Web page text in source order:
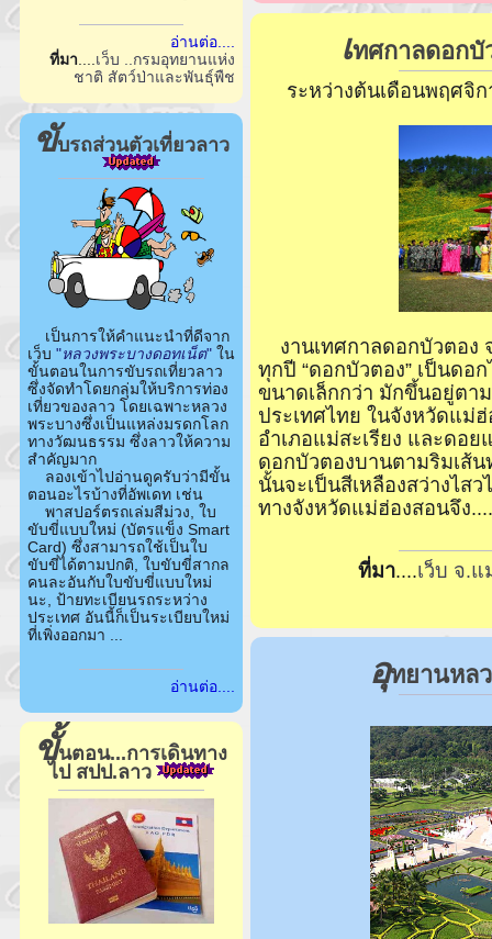
อ่านต่อ....
ที่มา
เว็บ ..กรมอุทยานแห่ง
ชาติ สัตว์ป่าและพันธุ์พืช
ขับรถส่วนตัวเที่ยวลาว
เป็นการให้คำแนะนำที่ดีจาก
เว็บ "หลวงพระบางดอทเน็ต" ใน
ขั้นตอนในการขับรถเที่ยวลาว
ซึ่งจัดทำโดยกลุ่มให้บริการท่อง
เที่ยวของลาว โดยเฉพาะหลวง
พระบางซึ่งเป็นแหล่งมรดกโลก
ทางวัฒนธรรม ซึ่งลาวให้ความ
สำคัญมาก
ลองเข้าไปอ่านดูครับว่ามีขั้น
ตอนอะไรบ้างที่อัพเดท เช่น
พาสปอร์ตรถเล่มสีม่วง, ใบ
ขับขี่แบบใหม่ (บัตรแข็ง Smart
Card) ซึ่งสามารถใช้เป็นใบ
ขับขี่ได้ตามปกติ, ใบขับขี่สากล
คนละอันกับใบขับขี่แบบใหม่
นะ, ป้ายทะเบียนรถระหว่าง
ประเทศ อันนี้ก็เป็นระเบียบใหม่
ที่เพิ่งออกมา ...
อ่านต่อ....
ขั้นตอน...การเดินทาง
ไป สปป.ลาว
เทศกาลดอก
ระหว่างต้นเดือนพฤศจิ
งานเทศกาลดอกบัวตอง
ทุกปี “ดอกบัวตอง” เป็นดอ
ขนาดเล็กกว่า มักขึ้นอยู่ตา
ประเทศไทย ในจังหวัดแม่
อำเภอแม่สะเรียง และดอ
ดอกบัวตองบานตามริมเส้
นั้นจะเป็นสีเหลืองสว่างไส
ทางจังหวัดแม่ฮ่องสอนจึง....
ที่มา....เว็บ จ.
อุทยานหล